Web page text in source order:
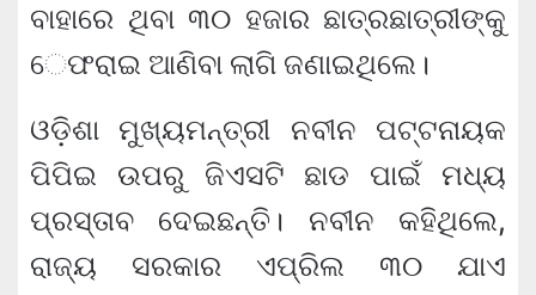
ବାହାରେ ଥିବା ୩୦ ହଜାର ଛାତ୍ରଛାତ୍ରୀଙ୍କୁ
େଫରାଇ ଆଣିବା ଲାଗି ଜଣାଇଥିଲେ।
ଓଡ଼ିଶା ମୁଖ୍ୟମନ୍ତ୍ରୀ ନବୀନ ପଟ୍ଟନାୟକ
ପିପିଇ ଉପରୁ ଜିଏସଟି ଛାଡ ପାଇଁ ମଧ୍ୟ
ପ୍ରସ୍ତାବ ଦେଇଛନ୍ତି। ନବୀନ କହିଥିଲେ,
ରାଜ୍ୟ ସରକାର ଏପ୍ରିଲ ୩୦ ଯାଏ